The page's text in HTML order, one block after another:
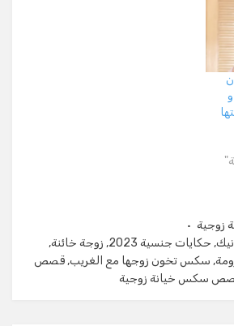
زوجية
, حكايات جنسية 2023 , زوجة خائنة,
, سكس تخون زوجها مع الغريب, قصص
سكس خيانة زوجية